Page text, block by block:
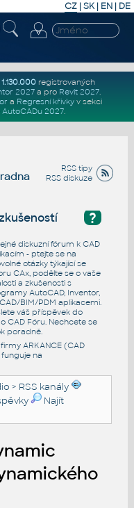
CZ | SK| EN | DE
1.130.000registrovaných
2027a pro Revit 2027.
a Regresní křivkyv sekci
2027.
RSS tipy
RSS diskuze
?
diskuzní fórum k CAD
- ptejte se na
otázky týkající se
CAx, podělte se o vaše
a zkušenosti s
AutoCAD, Inventor,
BIM/PDM aplikacemi.
váš příspěvek do
CAD Fóru. Nechcete se
poradně.
ARKANCE (CAD
na
> RSS kanály
Najít